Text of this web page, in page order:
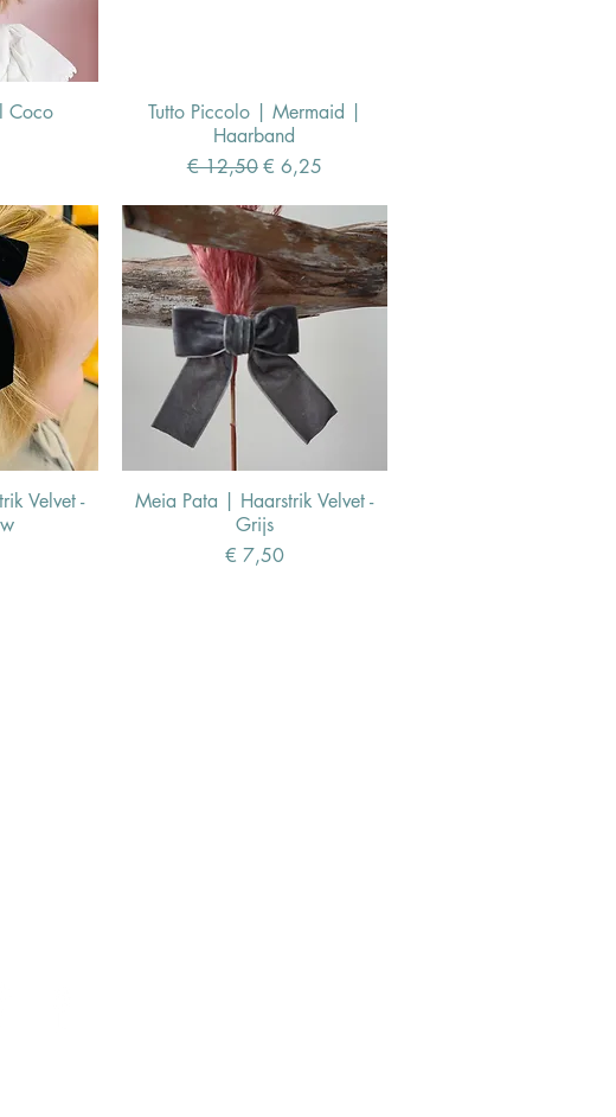
Coco
Tutto Piccolo | Mermaid |
Haarband
Normale prijs
€ 12,50 Verkoopprijs
€ 6,25
Velvet -
Meia Pata | Haarstrik Velvet -
Grijs
Prijs
€ 7,50